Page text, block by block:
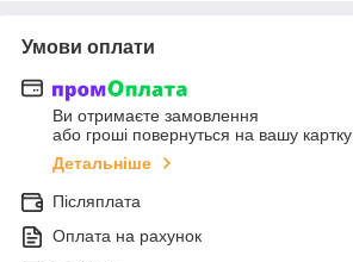
Умови оплати
Ви отримаєте замовлення
або гроші повернуться на вашу картку
Детальніше
Післяплата
Оплата на рахунок